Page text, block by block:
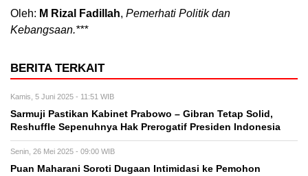
Oleh: M Rizal Fadillah, Pemerhati Politik dan
Kebangsaan.***
BERITA TERKAIT
Kamis, 5 Juni 2025 - 11:51 WIB
Sarmuji Pastikan Kabinet Prabowo – Gibran Tetap Solid,
Reshuffle Sepenuhnya Hak Prerogatif Presiden Indonesia
Senin, 26 Mei 2025 - 09:00 WIB
Puan Maharani Soroti Dugaan Intimidasi ke Pemohon